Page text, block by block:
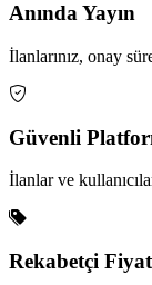
Anında Yayın
İlanlarınız, onay
Güvenli
İlanlar ve
Rekabetçi